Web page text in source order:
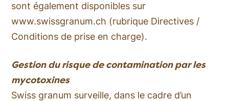
sont également disponibles sur
www.swissgranum.ch (rubrique Directives /
Conditions de prise en charge).
Gestion du risque de contamination par les
mycotoxines
Swiss granum surveille, dans le cadre d’un